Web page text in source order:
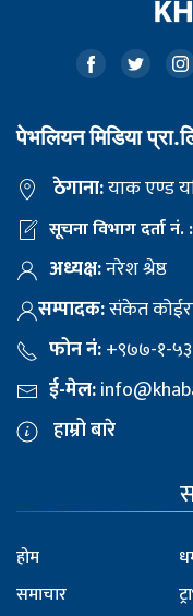
पेभलियन मिडिया
ठेगाना:याक एण्ड
सूचना विभाग दर्ता नं. :
अध्यक्ष:नरेश श्रेष्ठ
सम्पादक:संकेत
फोन नं:+९७७-१-
ई-मेल:
हाम्रो बारे
होम
समाचार